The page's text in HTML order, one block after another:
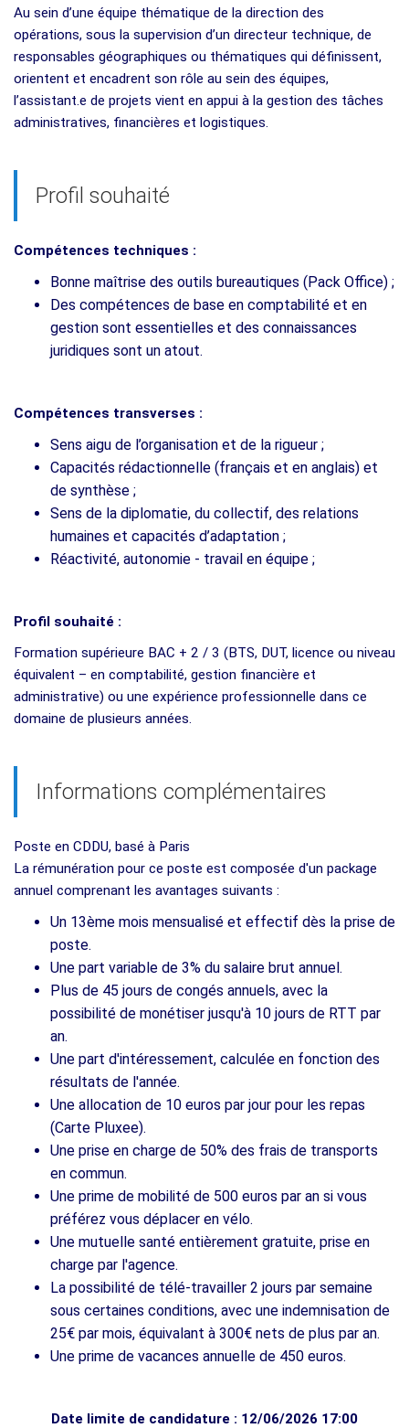
Au sein d’une équipe thématique de la direction des
opérations, sous la supervision d’un directeur technique, de
responsables géographiques ou thématiques qui définissent,
orientent et encadrent son rôle au sein des équipes,
l’assistant.e de projets vient en appui à la gestion des tâches
administratives, financières et logistiques.
Profil souhaité
Compétences techniques :
Bonne maîtrise des outils bureautiques (Pack Office) ;
Des compétences de base en comptabilité et en
gestion sont essentielles et des connaissances
juridiques sont un atout.
Compétences transverses :
Sens aigu de l’organisation et de la rigueur ;
Capacités rédactionnelle (français et en anglais) et
de synthèse ;
Sens de la diplomatie, du collectif, des relations
humaines et capacités d’adaptation ;
Réactivité, autonomie - travail en équipe ;
Profil souhaité :
Formation supérieure BAC + 2 / 3 (BTS, DUT, licence ou niveau
équivalent – en comptabilité, gestion financière et
administrative) ou une expérience professionnelle dans ce
domaine de plusieurs années.
Informations complémentaires
Poste en CDDU, basé à Paris
La rémunération pour ce poste est composée d'un package
annuel comprenant les avantages suivants :
Un 13ème mois mensualisé et effectif dès la prise de
poste.
Une part variable de 3% du salaire brut annuel.
Plus de 45 jours de congés annuels, avec la
possibilité de monétiser jusqu'à 10 jours de RTT par
an.
Une part d'intéressement, calculée en fonction des
résultats de l'année.
Une allocation de 10 euros par jour pour les repas
(Carte Pluxee).
Une prise en charge de 50% des frais de transports
en commun.
Une prime de mobilité de 500 euros par an si vous
préférez vous déplacer en vélo.
Une mutuelle santé entièrement gratuite, prise en
charge par l'agence.
La possibilité de télé-travailler 2 jours par semaine
sous certaines conditions, avec une indemnisation de
25€ par mois, équivalant à 300€ nets de plus par an.
Une prime de vacances annuelle de 450 euros.
Date limite de candidature : 12/06/2026 17:00